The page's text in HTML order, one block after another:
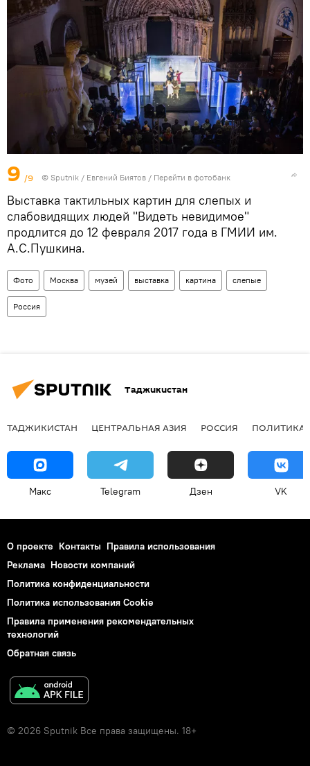
9 /9 © Sputnik / Евгений Биятов / Перейти в фотобанк
Выставка тактильных картин для слепых и
слабовидящих людей "Видеть невидимое"
продлится до 12 февраля 2017 года в ГМИИ им.
А.С.Пушкина.
Фото Москва музей выставка картина слепые
Россия
Таджикистан
ТАДЖИКИСТАН ЦЕНТРАЛЬНАЯ АЗИЯ РОССИЯ ПОЛИТИКА
Макс Telegram Дзен VK
О проекте Контакты Правила использования
Реклама Новости компаний
Политика конфиденциальности
Политика использования Cookie
Правила применения рекомендательных
технологий
Обратная связь
© 2026 Sputnik Все права защищены. 18+